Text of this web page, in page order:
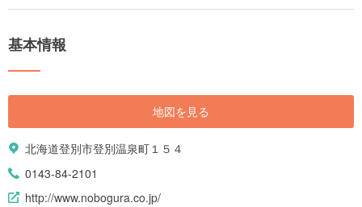
基本情報
地図を見る
北海道登別市登別温泉町１５４
0143-84-2101
http://www.nobogura.co.jp/